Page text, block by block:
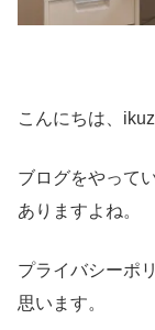
こんにちは、
ブログをやって
ありますよね。
プライバシーポ
思います。